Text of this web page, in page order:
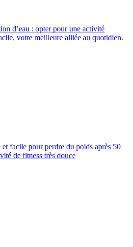
d’eau : opter pour une activité
votre meilleure alliée au quotidien.
facile pour perdre du poids après 50
de fitness très douce